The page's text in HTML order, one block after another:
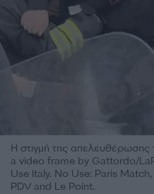
Η στιγμή της
a video frame by Gattordo/
Use Italy. No Use: Paris
PDV and Le Point.